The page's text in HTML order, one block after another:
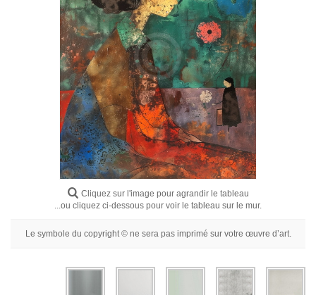
Cliquez sur l'image pour agrandir le tableau
...ou cliquez ci-dessous pour voir le tableau sur le mur.
Le symbole du copyright © ne sera pas imprimé sur votre œuvre d’art.